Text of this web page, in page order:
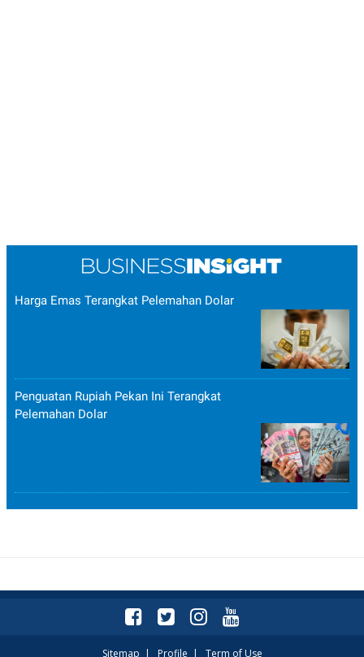
Harga Emas Terangkat Pelemahan Dolar
Penguatan Rupiah Pekan Ini Terangkat
Pelemahan Dolar
Sitemap | Profile | Term of Use